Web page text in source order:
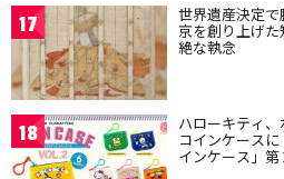
17 世界遺産決定
京を創り上げ
絶な執念
18 ハローキティ
コインケース
インケース」第